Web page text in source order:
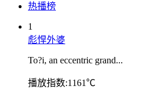
热播榜
1
彪悍外婆
To?i, an eccentric grand...
播放指数:1161℃